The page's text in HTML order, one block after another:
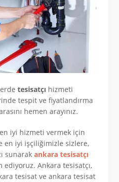
tesisatçı hizmeti
tespit ve fiyatlandırma
hemen arayınız.
iyi hizmeti vermek için
en iyi işçiliğimizle sizlere,
sunarak ankara tesisatçı
Ankara tesisatçı,
tesisat ve ankara tesisat